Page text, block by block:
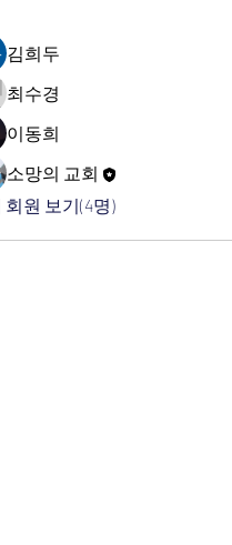
김희두
최수경
이동희
소망의 교회
회원 보기(4명)